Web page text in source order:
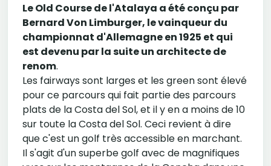
Le Old Course de l'Atalaya a été conçu par
Bernard Von Limburger, le vainqueur du
championnat d'Allemagne en 1925 et qui
est devenu par la suite un architecte de
renom.
Les fairways sont larges et les green sont élevé
pour ce parcours qui fait partie des parcours
plats de la Costa del Sol, et il y en a moins de 10
sur toute la Costa del Sol. Ceci revient à dire
que c'est un golf très accessible en marchant.
Il s'agit d'un superbe golf avec de magnifiques